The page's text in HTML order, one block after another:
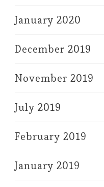
January 2020
December 2019
November 2019
July 2019
February 2019
January 2019